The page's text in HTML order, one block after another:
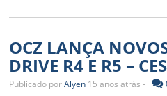
OCZ LANÇA
DRIVE R4 E R5 –
Publicado porAlyen 15 anos atrás -